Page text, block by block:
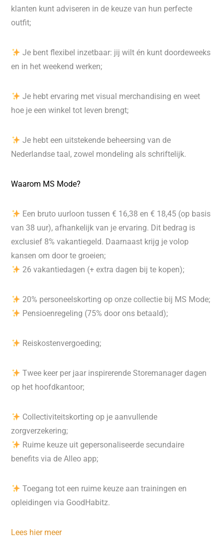
klanten kunt adviseren in de keuze van hun perfecte
outfit;
Je bent flexibel inzetbaar: jij wilt én kunt doordeweeks
en in het weekend werken;
Je hebt ervaring met visual merchandising en weet
hoe je een winkel tot leven brengt;
Je hebt een uitstekende beheersing van de
Nederlandse taal, zowel mondeling als schriftelijk.
Waarom MS Mode?
Een bruto uurloon tussen € 16,38 en € 18,45 (op basis
van 38 uur), afhankelijk van je ervaring. Dit bedrag is
exclusief 8% vakantiegeld. Daarnaast krijg je volop
kansen om door te groeien;
26 vakantiedagen (+ extra dagen bij te kopen);
20% personeelskorting op onze collectie bij MS Mode;
Pensioenregeling (75% door ons betaald);
Reiskostenvergoeding;
Twee keer per jaar inspirerende Storemanager dagen
op het hoofdkantoor;
Collectiviteitskorting op je aanvullende
zorgverzekering;
Ruime keuze uit gepersonaliseerde secundaire
benefits via de Alleo app;
Toegang tot een ruime keuze aan trainingen en
opleidingen via GoodHabitz.
Lees hier meer